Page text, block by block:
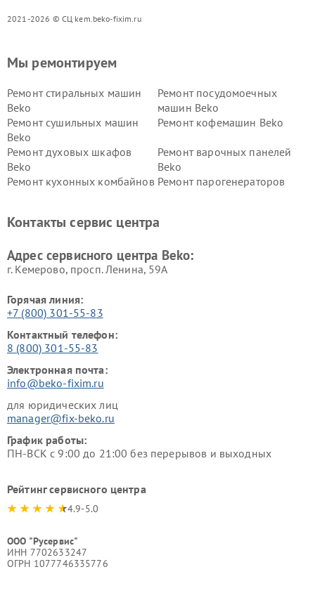
2021-2026 © СЦ kem.beko-fixim.ru
Мы ремонтируем
Ремонт стиральных машин
Beko
Ремонт посудомоечных
машин Beko
Ремонт сушильных машин
Beko
Ремонт кофемашин Beko
Ремонт духовых шкафов
Beko
Ремонт варочных панелей
Beko
Ремонт кухонных комбайнов Ремонт парогенераторов
Ремонт холодильников Beko Ремонт морозильных камер
Контакты сервис центра
Адрес сервисного центра Beko:
г. Кемерово, просп. Ленина, 59А
Горячая линия:
+7 (800) 301-55-83
Контактный телефон:
8 (800) 301-55-83
Электронная почта:
info@beko-fixim.ru
для юридических лиц
manager@fix-beko.ru
График работы:
ПН-ВСК с 9:00 до 21:00 без перерывов и выходных
Рейтинг сервисного центра
4.9-5.0
ООО "Русервис"
ИНН 7702633247
ОГРН 1077746335776